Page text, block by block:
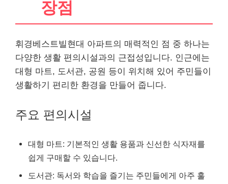
장점
휘경베스트빌현대 아파트의 매력적인 점 중 하나는
다양한 생활 편의시설과의 근접성입니다. 인근에는
대형 마트, 도서관, 공원 등이 위치해 있어 주민들이
생활하기 편리한 환경을 만들어 줍니다.
주요 편의시설
대형 마트: 기본적인 생활 용품과 신선한 식자재를
쉽게 구매할 수 있습니다.
도서관: 독서와 학습을 즐기는 주민들에게 아주 훌